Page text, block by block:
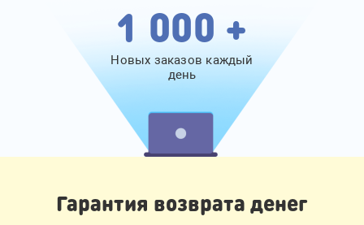
1 000 +
Новых заказов каждый
день
Гарантия возврата денег